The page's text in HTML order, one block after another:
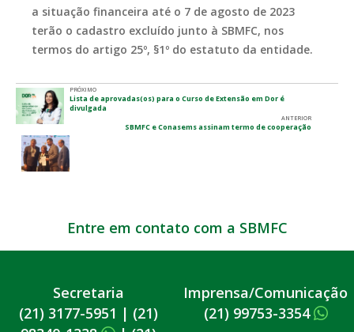
a situação financeira até o 7 de agosto de 2023
terão o cadastro excluído junto à SBMFC, nos
termos do artigo 25º, §1º do estatuto da entidade.
PRÓXIMO
Lista de aprovadas(os) para o Curso de Extensão em Dor é
divulgada
ANTERIOR
SBMFC e Conasems assinam termo de cooperação
Entre em contato com a SBMFC
Secretaria
(21) 3177-5951 | (21)
Imprensa/Comunicação
(21) 99753-3354